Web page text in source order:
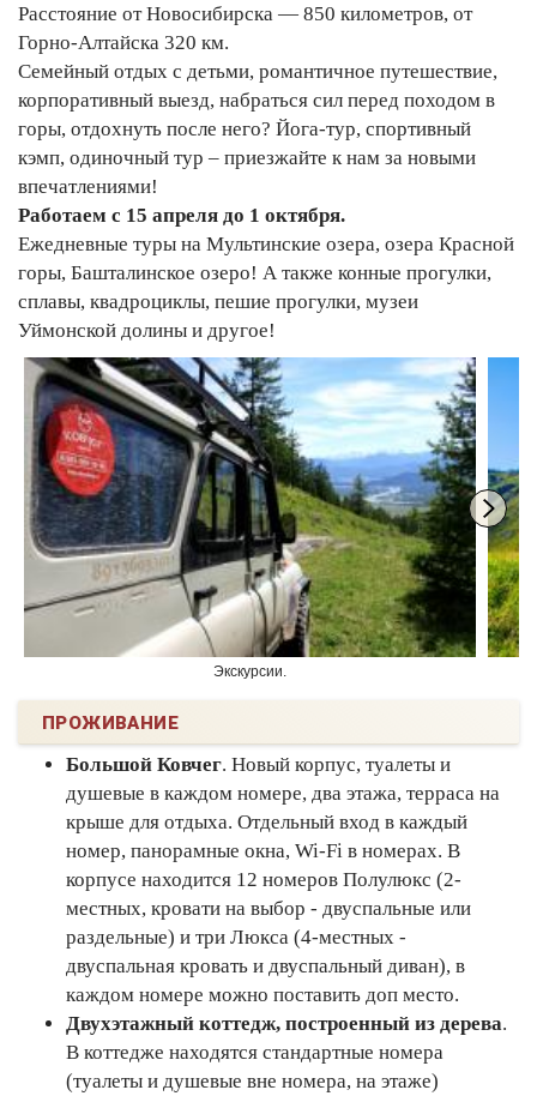
Расстояние от Новосибирска — 850 километров, от
Горно-Алтайска 320 км.
Семейный отдых с детьми, романтичное путешествие,
корпоративный выезд, набраться сил перед походом в
горы, отдохнуть после него? Йога-тур, спортивный
кэмп, одиночный тур – приезжайте к нам за новыми
впечатлениями!
Работаем с 15 апреля до 1 октября.
Ежедневные туры на Мультинские озера, озера Красной
горы, Башталинское озеро! А также конные прогулки,
сплавы, квадроциклы, пешие прогулки, музеи
Уймонской долины и другое!
Экскурсии.
ПРОЖИВАНИЕ
Большой Ковчег. Новый корпус, туалеты и
душевые в каждом номере, два этажа, терраса на
крыше для отдыха. Отдельный вход в каждый
номер, панорамные окна, Wi-Fi в номерах. В
корпусе находится 12 номеров Полулюкс (2-
местных, кровати на выбор - двуспальные или
раздельные) и три Люкса (4-местных -
двуспальная кровать и двуспальный диван), в
каждом номере можно поставить доп место.
Двухэтажный коттедж, построенный из дерева.
В коттедже находятся стандартные номера
(туалеты и душевые вне номера, на этаже)